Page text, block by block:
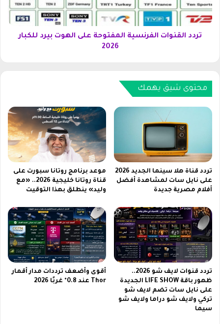
ن
أ
و
س
ت
ي
ا
ل
ك
و
ت
2
0
2
ق
ن
ن
س
م
ف
ت
و
ة
ع
ل
ى
ه
و
تردد القنوات الفرنسية المفتوحة على الهوت بيرد للكبار
2026
محتوى شيق يهمك
تردد قناة هلا سينما الجديد 2026
على نايل سات لمشاهدة أفضل
أفلام مصرية جديدة
موعد برنامج روتانا سبورت على
قناة روتانا خليجية 2026.. «مع
وليد» ينطلق بهذا التوقيت
تردد قنوات لايف شو 2026..
ظهور باقة LIFE SHOW الجديدة
على نايل سات تضم لايف شو
تركي ولايف شو دراما ولايف شو
سيما
أقوى وأضعف ترددات مدار أقمار
Thor عند 0.8° غربًا 2026